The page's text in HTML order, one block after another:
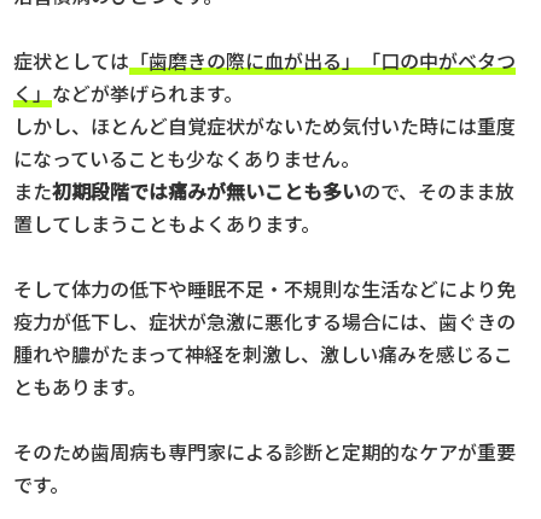
症状としては 「歯磨きの際に血が出る」「口の中がベタつ
く」 などが挙げられます。
しかし、ほとんど自覚症状がないため気付いた時には重度
になっていることも少なくありません。
また初期段階では痛みが無いことも多いので、そのまま放
置してしまうこともよくあります。
そして体力の低下や睡眠不足・不規則な生活などにより免
疫力が低下し、症状が急激に悪化する場合には、歯ぐきの
腫れや膿がたまって神経を刺激し、激しい痛みを感じるこ
ともあります。
そのため歯周病も専門家による診断と定期的なケアが重要
です。